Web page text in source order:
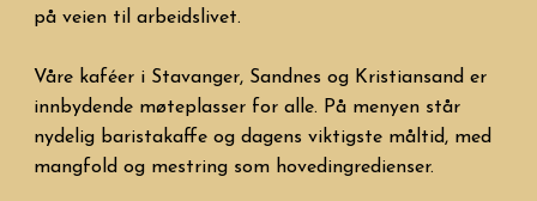
på veien til arbeidslivet.
Våre kaféer i Stavanger, Sandnes og Kristiansand er
innbydende møteplasser for alle. På menyen står
nydelig baristakaffe og dagens viktigste måltid, med
mangfold og mestring som hovedingredienser. ​